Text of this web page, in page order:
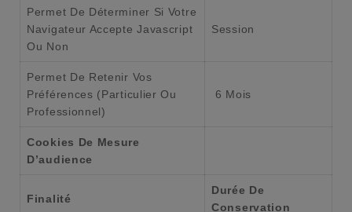
Permet De Déterminer Si Votre
Navigateur Accepte Javascript
Ou Non
Session
Permet De Retenir Vos
Préférences (particulier Ou
Professionnel)
6 Mois
Cookies De Mesure
D’audience
Finalité
Durée De
Conservation